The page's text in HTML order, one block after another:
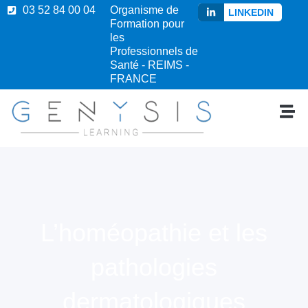
03 52 84 00 04
Organisme de
Formation pour
les
Professionnels de
Santé - REIMS -
FRANCE
LINKEDIN